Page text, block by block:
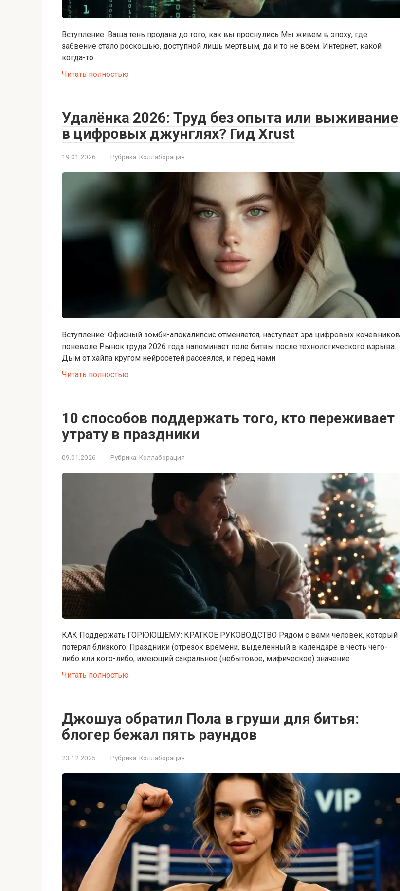
Вступление: Ваша тень продана до того, как вы проснулись Мы живем в эпоху, где
забвение стало роскошью, доступной лишь мертвым, да и то не всем. Интернет, какой
когда-то
Читать полностью
Удалёнка 2026: Труд без опыта или выживание
в цифровых джунглях? Гид Xrust
19.01.2026 Рубрика: Коллаборация
Вступление: Офисный зомби-апокалипсис отменяется, наступает эра цифровых кочевников
поневоле Рынок труда 2026 года напоминает поле битвы после технологического взрыва.
Дым от хайпа кругом нейросетей рассеялся, и перед нами
Читать полностью
10 способов поддержать того, кто переживает
утрату в праздники
09.01.2026 Рубрика: Коллаборация
КАК Поддержать ГОРЮЮЩЕМУ: КРАТКОЕ РУКОВОДСТВО Рядом с вами человек, который
потерял близкого. Праздники (отрезок времени, выделенный в календаре в честь чего-
либо или кого-либо, имеющий сакральное (небытовое, мифическое) значение
Читать полностью
Джошуа обратил Пола в груши для битья:
блогер бежал пять раундов
23.12.2025 Рубрика: Коллаборация